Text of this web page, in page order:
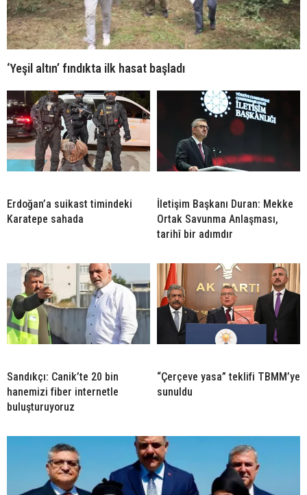
‘Yeşil altın’ fındıkta ilk hasat başladı
Erdoğan’a suikast timindeki
Karatepe sahada
İletişim Başkanı Duran: Mekke
Ortak Savunma Anlaşması,
tarihî bir adımdır
Sandıkçı: Canik’te 20 bin
hanemizi fiber internetle
buluşturuyoruz
“Çerçeve yasa” teklifi TBMM’ye
sunuldu